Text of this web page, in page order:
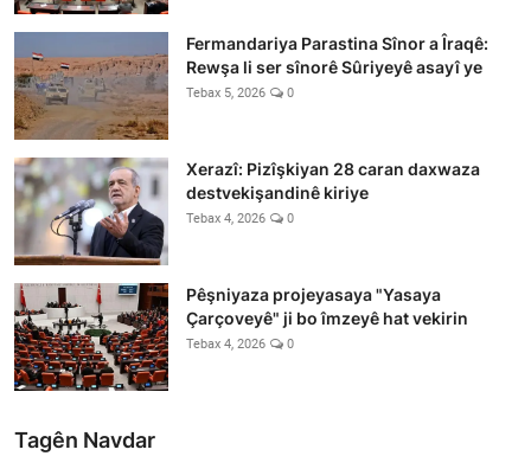
Fermandariya Parastina Sînor a Îraqê:
Rewşa li ser sînorê Sûriyeyê asayî ye
Tebax 5, 2026 0
Xerazî: Pizîşkiyan 28 caran daxwaza
destvekişandinê kiriye
Tebax 4, 2026 0
Pêşniyaza projeyasaya "Yasaya
Çarçoveyê" ji bo îmzeyê hat vekirin
Tebax 4, 2026 0
Tagên Navdar